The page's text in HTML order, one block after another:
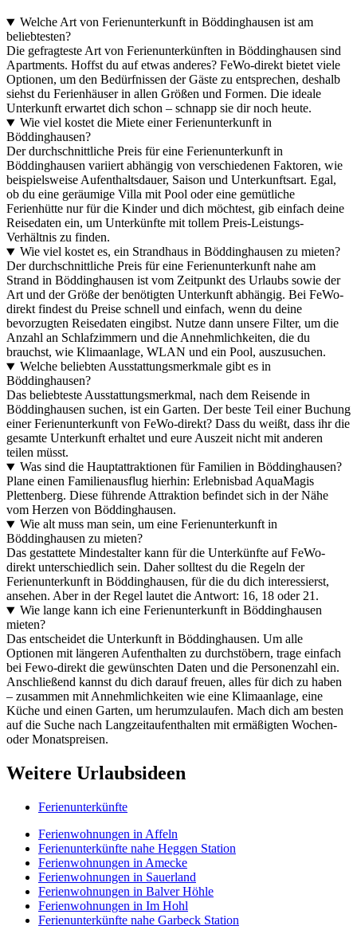
Welche Art von Ferienunterkunft in Böddinghausen ist am
beliebtesten?
Die gefragteste Art von Ferienunterkünften in Böddinghausen sind
Apartments. Hoffst du auf etwas anderes? FeWo-direkt bietet viele
Optionen, um den Bedürfnissen der Gäste zu entsprechen, deshalb
siehst du Ferienhäuser in allen Größen und Formen. Die ideale
Unterkunft erwartet dich schon – schnapp sie dir noch heute.
Wie viel kostet die Miete einer Ferienunterkunft in
Böddinghausen?
Der durchschnittliche Preis für eine Ferienunterkunft in
Böddinghausen variiert abhängig von verschiedenen Faktoren, wie
beispielsweise Aufenthaltsdauer, Saison und Unterkunftsart. Egal,
ob du eine geräumige Villa mit Pool oder eine gemütliche
Ferienhütte nur für die Kinder und dich möchtest, gib einfach deine
Reisedaten ein, um Unterkünfte mit tollem Preis-Leistungs-
Verhältnis zu finden.
Wie viel kostet es, ein Strandhaus in Böddinghausen zu mieten?
Der durchschnittliche Preis für eine Ferienunterkunft nahe am
Strand in Böddinghausen ist vom Zeitpunkt des Urlaubs sowie der
Art und der Größe der benötigten Unterkunft abhängig. Bei FeWo-
direkt findest du Preise schnell und einfach, wenn du deine
bevorzugten Reisedaten eingibst. Nutze dann unsere Filter, um die
Anzahl an Schlafzimmern und die Annehmlichkeiten, die du
brauchst, wie Klimaanlage, WLAN und ein Pool, auszusuchen.
Welche beliebten Ausstattungsmerkmale gibt es in
Böddinghausen?
Das beliebteste Ausstattungsmerkmal, nach dem Reisende in
Böddinghausen suchen, ist ein Garten. Der beste Teil einer Buchung
einer Ferienunterkunft von FeWo-direkt? Dass du weißt, dass ihr die
gesamte Unterkunft erhaltet und eure Auszeit nicht mit anderen
teilen müsst.
Was sind die Hauptattraktionen für Familien in Böddinghausen?
Plane einen Familienausflug hierhin: Erlebnisbad AquaMagis
Plettenberg. Diese führende Attraktion befindet sich in der Nähe
vom Herzen von Böddinghausen.
Wie alt muss man sein, um eine Ferienunterkunft in
Böddinghausen zu mieten?
Das gestattete Mindestalter kann für die Unterkünfte auf FeWo-
direkt unterschiedlich sein. Daher solltest du die Regeln der
Ferienunterkunft in Böddinghausen, für die du dich interessierst,
ansehen. Aber in der Regel lautet die Antwort: 16, 18 oder 21.
Wie lange kann ich eine Ferienunterkunft in Böddinghausen
mieten?
Das entscheidet die Unterkunft in Böddinghausen. Um alle
Optionen mit längeren Aufenthalten zu durchstöbern, trage einfach
bei Fewo-direkt die gewünschten Daten und die Personenzahl ein.
Anschließend kannst du dich darauf freuen, alles für dich zu haben
– zusammen mit Annehmlichkeiten wie eine Klimaanlage, eine
Küche und einen Garten, um herumzulaufen. Mach dich am besten
auf die Suche nach Langzeitaufenthalten mit ermäßigten Wochen-
oder Monatspreisen.
Weitere Urlaubsideen
Ferienunterkünfte
Ferienwohnungen in Affeln
Ferienunterkünfte nahe Heggen Station
Ferienwohnungen in Amecke
Ferienwohnungen in Sauerland
Ferienwohnungen in Balver Höhle
Ferienwohnungen in Im Hohl
Ferienunterkünfte nahe Garbeck Station